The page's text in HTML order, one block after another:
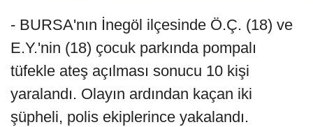
- BURSA'nın İnegöl ilçesinde Ö.Ç. (18) ve
E.Y.'nin (18) çocuk parkında pompalı
tüfekle ateş açılması sonucu 10 kişi
yaralandı. Olayın ardından kaçan iki
şüpheli, polis ekiplerince yakalandı.